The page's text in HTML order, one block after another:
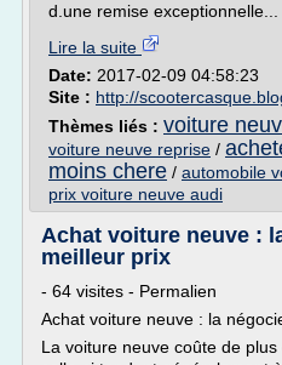
d.une remise exceptionnelle...
Lire la suite
Date: 2017-02-09 04:58:23
Site : http://
Thèmes liés : voiture
voiture neuve reprise /
moins chere / automobile
prix voiture neuve audi
Achat voiture neuve :
meilleur prix
- 64 visites - Permalien
Achat voiture neuve : la
La voiture neuve coûte de